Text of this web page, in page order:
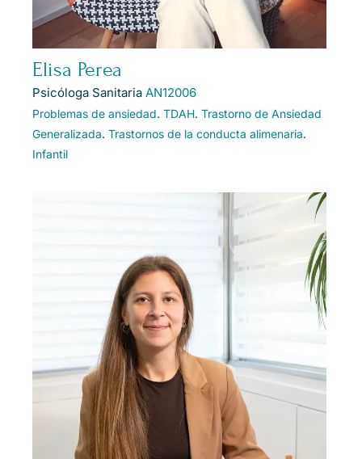
Elisa Perea
Psicóloga Sanitaria AN12006
Problemas de ansiedad. TDAH. Trastorno de Ansiedad
Generalizada. Trastornos de la conducta alimenaria.
Infantil